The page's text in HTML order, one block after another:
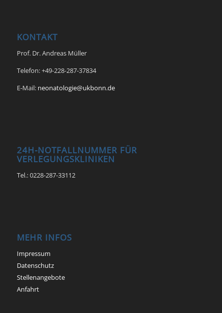
KONTAKT
Prof. Dr. Andreas Müller
Telefon: +49-228-287-37834
E-Mail: neonatologie@ukbonn.de
24H-NOTFALLNUMMER FÜR
VERLEGUNGSKLINIKEN
Tel.: 0228-287-33112
MEHR INFOS
Impressum
Datenschutz
Stellenangebote
Anfahrt